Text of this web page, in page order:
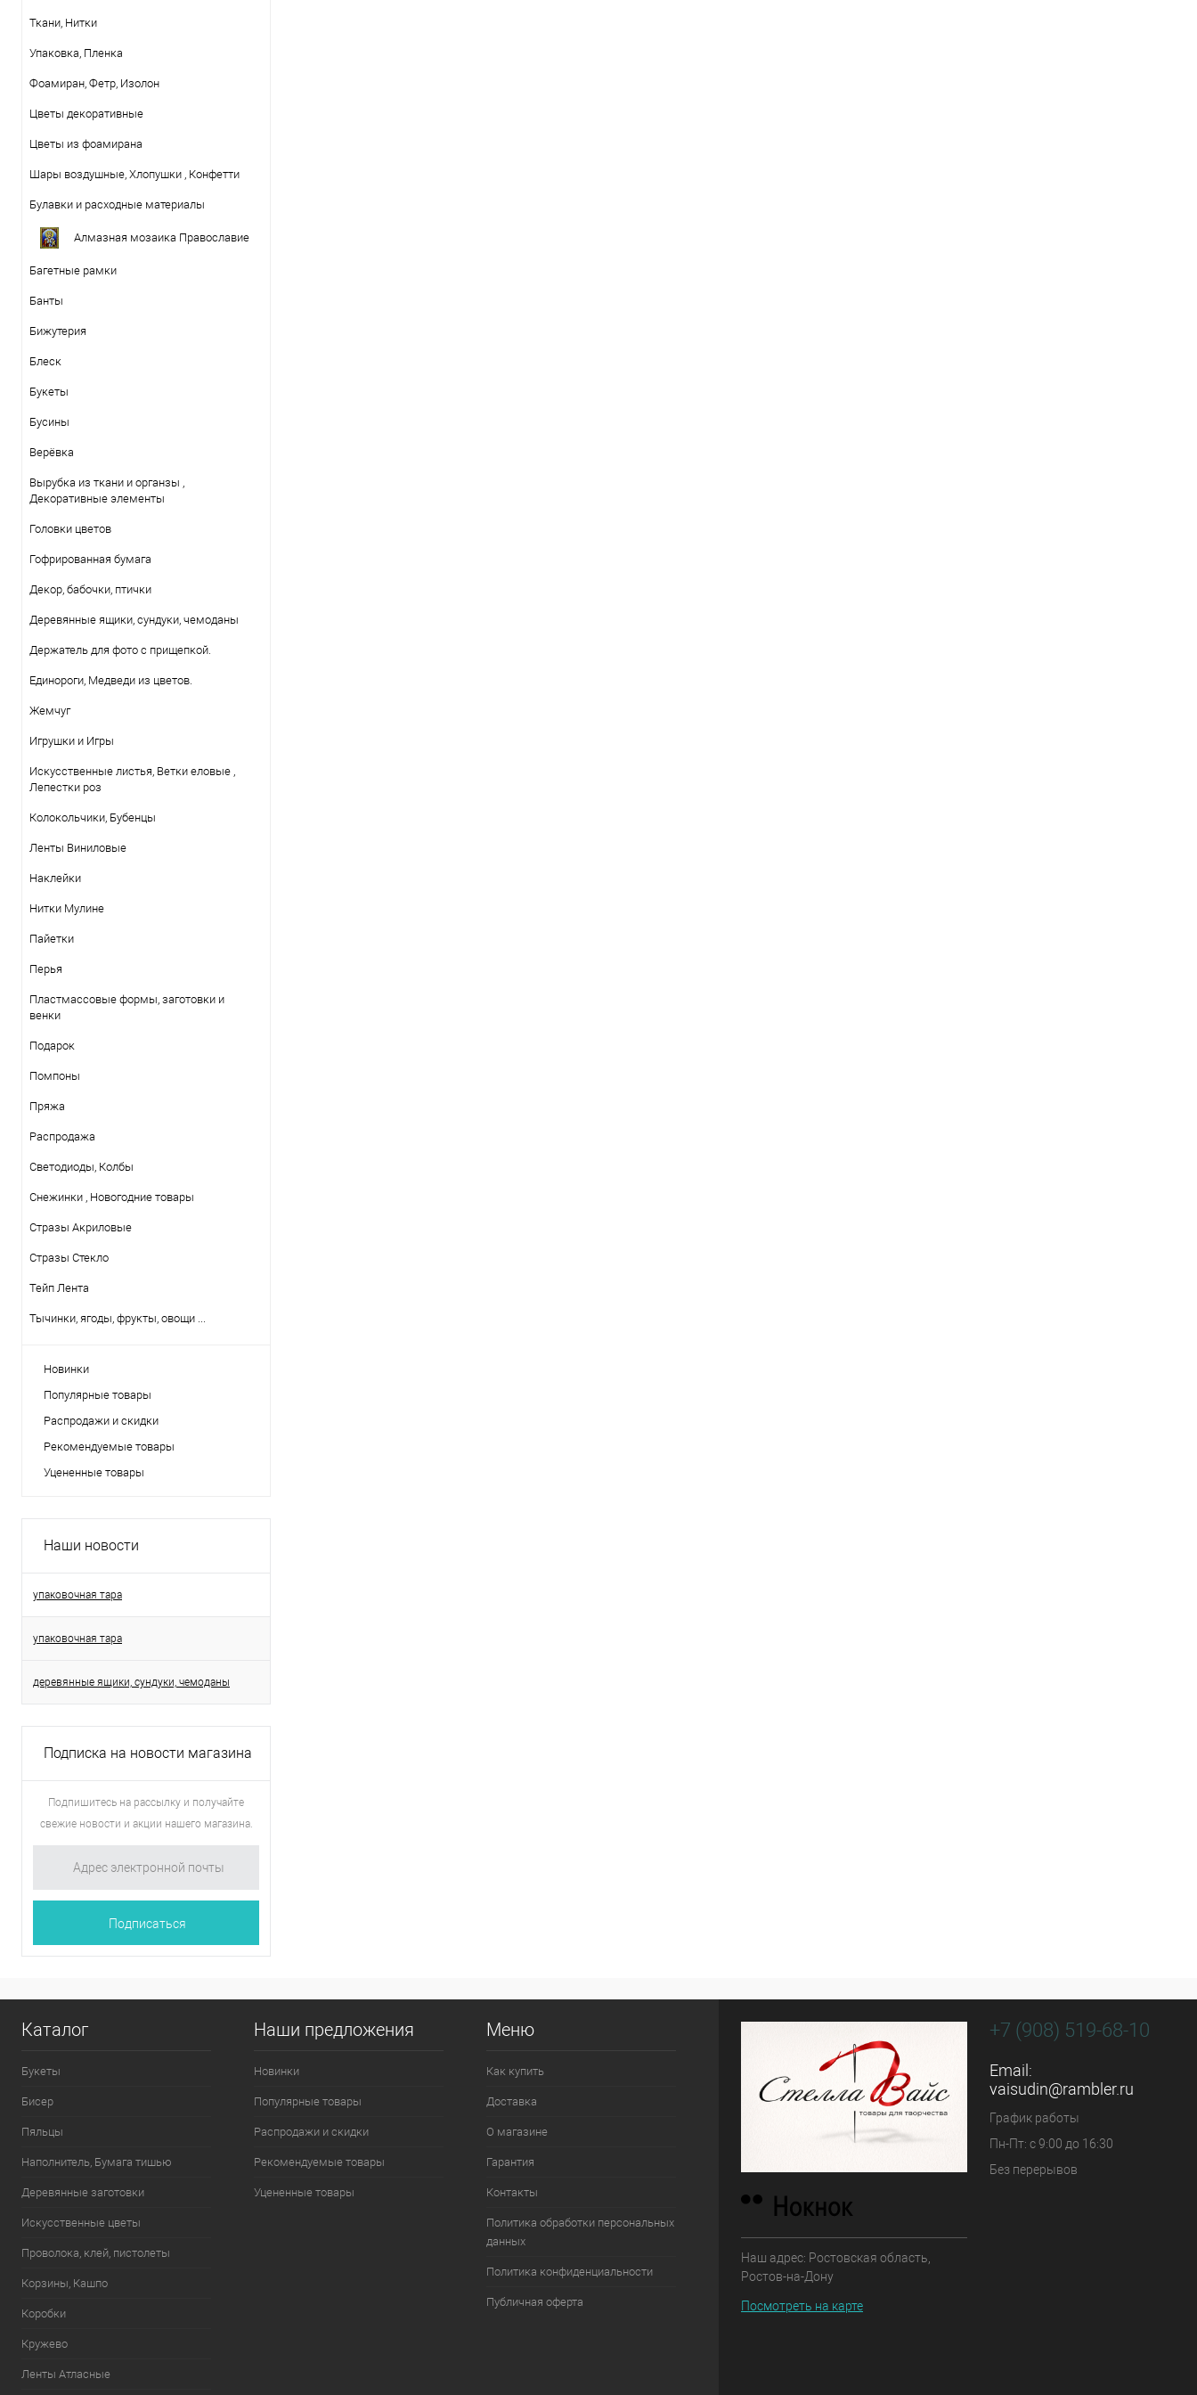
Ткани, Нитки
Упаковка, Пленка
Фоамиран, Фетр, Изолон
Цветы декоративные
Цветы из фоамирана
Шары воздушные, Хлопушки , Конфетти
Булавки и расходные материалы
Алмазная мозаика Православие
Багетные рамки
Банты
Бижутерия
Блеск
Букеты
Бусины
Верёвка
Вырубка из ткани и органзы ,
Декоративные элементы
Головки цветов
Гофрированная бумага
Декор, бабочки, птички
Деревянные ящики, сундуки, чемоданы
Держатель для фото с прищепкой.
Единороги, Медведи из цветов.
Жемчуг
Игрушки и Игры
Искусственные листья, Ветки еловые ,
Лепестки роз
Колокольчики, Бубенцы
Ленты Виниловые
Наклейки
Нитки Mулине
Пайетки
Перья
Пластмассовые формы, заготовки и
венки
Подарок
Помпоны
Пряжа
Распродажа
Светодиоды, Колбы
Снежинки , Новогодние товары
Стразы Акриловые
Стразы Стекло
Тейп Лента
Тычинки, ягоды, фрукты, овощи ...
Новинки
Популярные товары
Распродажи и скидки
Рекомендуемые товары
Уцененные товары
Наши новости
упаковочная тара
упаковочная тара
деревянные ящики, сундуки, чемоданы
Подписка на новости магазина
Подпишитесь на рассылку и получайте
свежие новости и акции нашего магазина.
Каталог
Букеты
Бисер
Пяльцы
Наполнитель, Бумага тишью
Деревянные заготовки
Искусственные цветы
Проволока, клей, пистолеты
Корзины, Кашпо
Коробки
Кружево
Ленты Атласные
Наши предложения
Новинки
Популярные товары
Распродажи и скидки
Рекомендуемые товары
Уцененные товары
Меню
Как купить
Доставка
О магазине
Гарантия
Контакты
Политика обработки персональных
данных
Политика конфиденциальности
Публичная оферта
Наш адрес: Ростовская область,
Ростов-на-Дону
Посмотреть на карте
+7 (908) 519-68-10
Email:
vaisudin@rambler.ru
График работы
Пн-Пт: с 9:00 до 16:30
Без перерывов